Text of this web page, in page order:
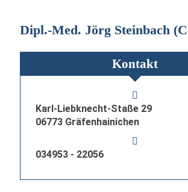
Dipl.-Med. Jörg Steinbach
Kontakt
Karl-Liebknecht-Staße 29
06773 Gräfenhainichen
034953 - 22056